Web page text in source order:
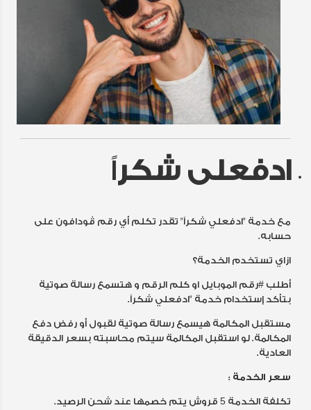
ادفعلى شكراً
مع خدمة "ادفعلي شكراً" تقدر تكلم أي رقم ڤودافون على
حسابه.
ازاي تستخدم الخدمة؟
أطلب #رقم الموبايل او كلم الرقم و هتسمع رسالة صوتية
بتأكد إستخدام خدمة "ادفعلي شكراً.
مستقبل المكالمة هيسمع رسالة صوتية لقبول أو رفض دفع
المكالمة. لو استقبل المكالمة سيتم محاسبته بسعر الدقيقة
العادية.
سعر الخدمة :
تكلفة الخدمة 5 قروش يتم خصمها عند شحن الرصيد.